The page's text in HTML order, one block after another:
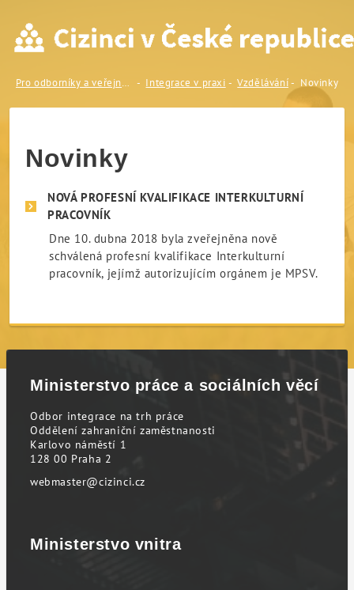
Novinky Pro odborníky a veřejnost Integrace v praxi Vzdělávání Novinky
Novinky
NOVÁ PROFESNÍ KVALIFIKACE INTERKULTURNÍ
PRACOVNÍK
Dne 10. dubna 2018 byla zveřejněna nově
schválená profesní kvalifikace Interkulturní
pracovník, jejímž autorizujícím orgánem je MPSV.
Ministerstvo práce a sociálních věcí
Odbor integrace na trh práce
Oddělení zahraniční zaměstnanosti
Karlovo náměstí 1
128 00 Praha 2
webmaster@cizinci.cz
Ministerstvo vnitra